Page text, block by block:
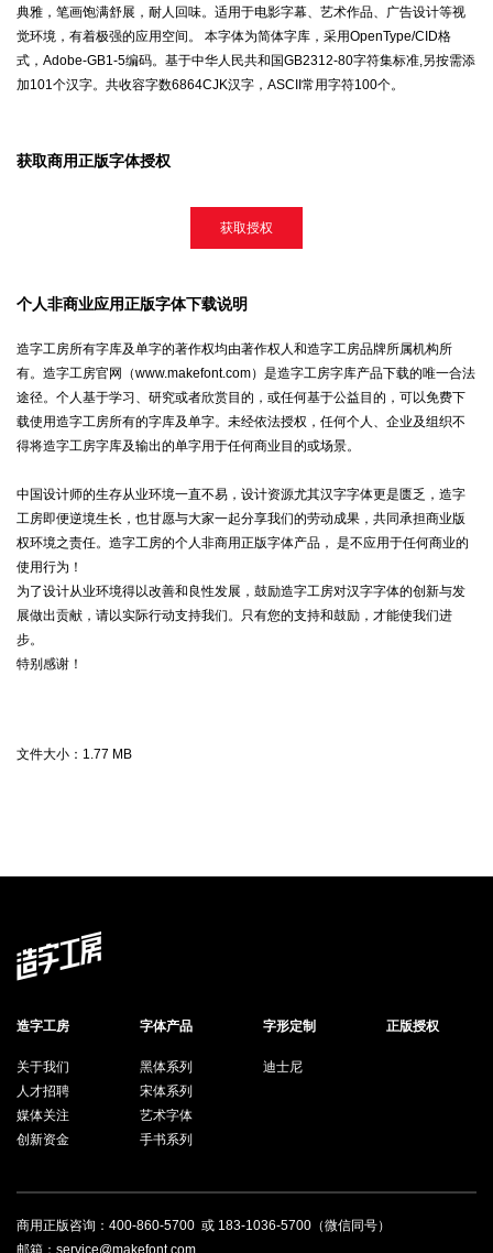
典雅，笔画饱满舒展，耐人回味。适用于电影字幕、艺术作品、广告设计等视
觉环境，有着极强的应用空间。 本字体为简体字库，采用OpenType/CID格
式，Adobe-GB1-5编码。基于中华人民共和国GB2312-80字符集标准,另按需添
加101个汉字。共收容字数6864CJK汉字，ASCII常用字符100个。
获取商用正版字体授权
获取授权
个人非商业应用正版字体下载说明
造字工房所有字库及单字的著作权均由著作权人和造字工房品牌所属机构所
有。造字工房官网（www.makefont.com）是造字工房字库产品下载的唯一合法
途径。个人基于学习、研究或者欣赏目的，或任何基于公益目的，可以免费下
载使用造字工房所有的字库及单字。未经依法授权，任何个人、企业及组织不
得将造字工房字库及输出的单字用于任何商业目的或场景。
中国设计师的生存从业环境一直不易，设计资源尤其汉字字体更是匮乏，造字
工房即便逆境生长，也甘愿与大家一起分享我们的劳动成果，共同承担商业版
权环境之责任。造字工房的个人非商用正版字体产品， 是不应用于任何商业的
使用行为！
为了设计从业环境得以改善和良性发展，鼓励造字工房对汉字字体的创新与发
展做出贡献，请以实际行动支持我们。只有您的支持和鼓励，才能使我们进
步。
特别感谢！
文件大小： 1.77 MB
造字工房
关于我们
人才招聘
媒体关注
创新资金
字体产品
黑体系列
宋体系列
艺术字体
手书系列
字形定制
迪士尼
正版授权
商用正版咨询： 400-860-5700 或 183-1036-5700 （微信同号）
邮箱：service@makefont.com